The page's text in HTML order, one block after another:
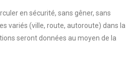
en sécurité, sans gêner, sans
variés (ville, route, autoroute) dans la
seront données au moyen de la